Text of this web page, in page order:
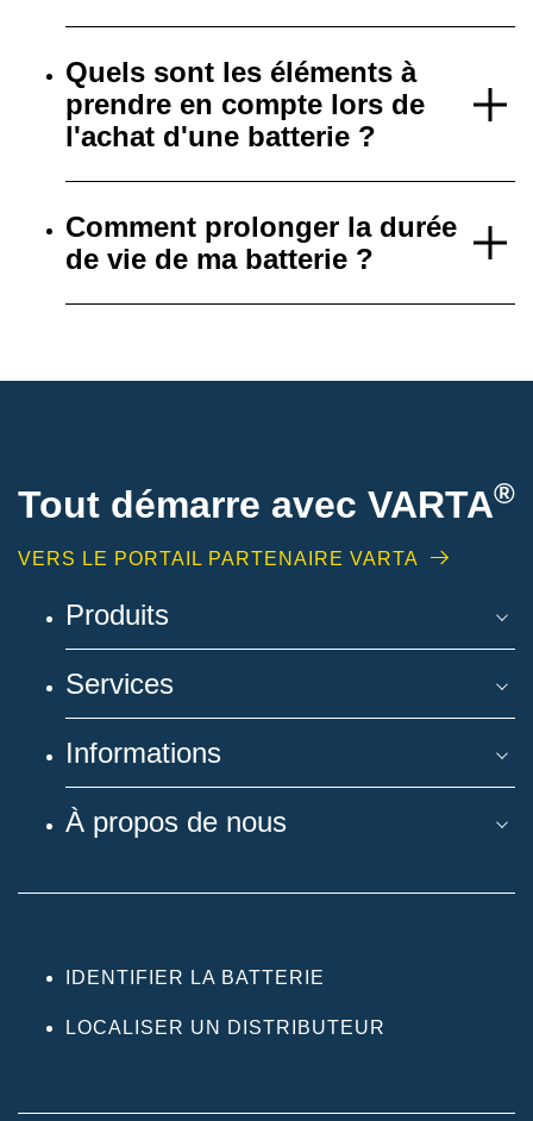
Quels sont les éléments à
prendre en compte lors de
l'achat d'une batterie ?
Comment prolonger la durée
de vie de ma batterie ?
Tout démarre avec VARTA®
VERS LE PORTAIL PARTENAIRE VARTA
Produits
Services
Informations
À propos de nous
IDENTIFIER LA BATTERIE
LOCALISER UN DISTRIBUTEUR